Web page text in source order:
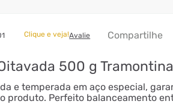
Clique e veja!Avalie Compartilhe
500 g Tramontina
e temperada em aço especial,
produto. Perfeito balanceamento